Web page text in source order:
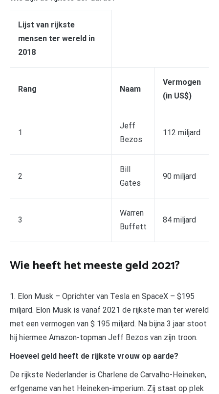
Lijst van rijkste
mensen ter wereld in
2018
Rang Naam
Vermogen
(in US$)
1
Jeff
Bezos
112 miljard
2
Bill
Gates
90 miljard
3
Warren
Buffett
84 miljard
Wie heeft het meeste geld 2021?
1. Elon Musk – Oprichter van Tesla en SpaceX – $195
miljard. Elon Musk is vanaf 2021 de rijkste man ter wereld
met een vermogen van $ 195 miljard. Na bijna 3 jaar stoot
hij hiermee Amazon-topman Jeff Bezos van zijn troon.
Hoeveel geld heeft de rijkste vrouw op aarde?
De rijkste Nederlander is Charlene de Carvalho-Heineken,
erfgename van het Heineken-imperium. Zij staat op plek